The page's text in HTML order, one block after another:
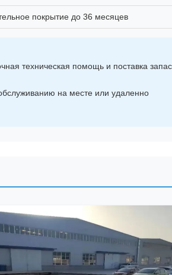
покрытие до 36 месяцев
техническая помощь и поставка
на месте или удаленно